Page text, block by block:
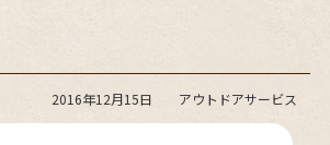
2016年12月15日 アウトドアサービス